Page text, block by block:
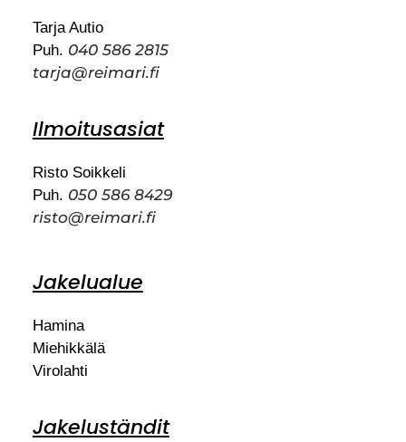
Tarja Autio
Puh. 040 586 2815
tarja@reimari.fi
Ilmoitusasiat
Risto Soikkeli
Puh. 050 586 8429
risto@reimari.fi
Jakelualue
Hamina
Miehikkälä
Virolahti
Jakeluständit